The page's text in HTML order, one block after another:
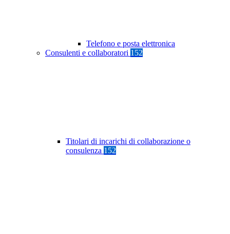
Telefono e posta elettronica
Consulenti e collaboratori 152
Titolari di incarichi di collaborazione o
consulenza 152